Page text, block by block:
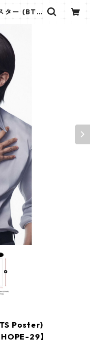
ター (BTS
PLU
Poster)
29】